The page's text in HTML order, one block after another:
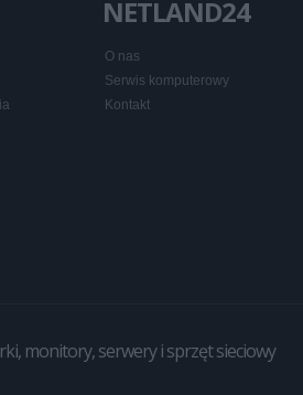
NETLAND24
O nas
Serwis komputerowy
Kontakt
monitory, serwery i sprzęt sieciowy